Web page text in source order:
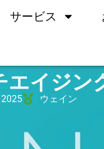
サービス
イジン
ウェイン